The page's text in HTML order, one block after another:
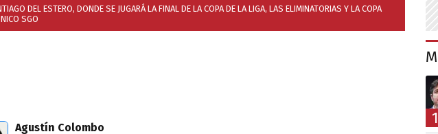
DEL ESTERO, DONDE SE JUGARÁ LA FINAL DE LA COPA DE LA LIGA, LAS ELIMINATORIAS Y LA COPA
SGO
Agustín Colombo
1